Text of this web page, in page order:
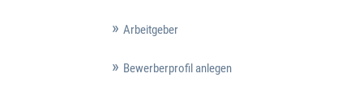
Arbeitgeber
Bewerberprofil anlegen